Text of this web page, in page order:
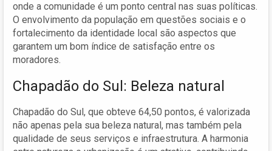
onde a comunidade é um ponto central nas suas políticas.
O envolvimento da população em questões sociais e o
fortalecimento da identidade local são aspectos que
garantem um bom índice de satisfação entre os
moradores.
Chapadão do Sul: Beleza natural
Chapadão do Sul, que obteve 64,50 pontos, é valorizada
não apenas pela sua beleza natural, mas também pela
qualidade de seus serviços e infraestrutura. A harmonia